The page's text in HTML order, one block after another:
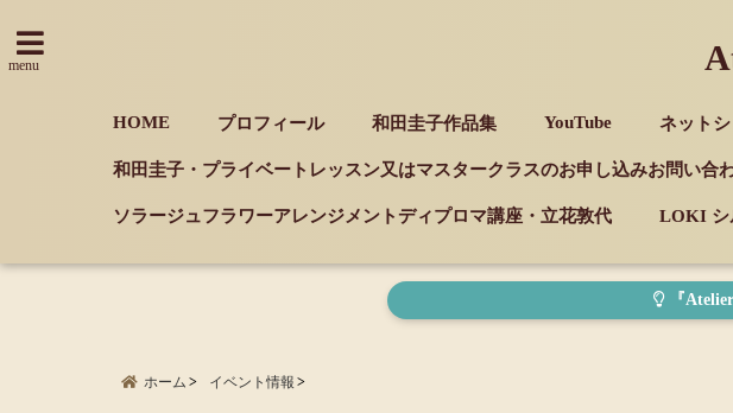
menu
HOME プロフィール 和田圭子作品集 YouTube ネット
和田圭子・プライベートレッスン又はマスタークラスのお申し込みお問い合
ソラージュフラワーアレンジメントディプロマ講座・立花敦代 LOKI シ
『Atelier
ホーム イベント情報